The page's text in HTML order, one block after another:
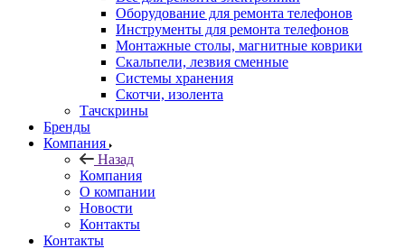
Оборудование для ремонта телефонов
Инструменты для ремонта телефонов
Монтажные столы, магнитные коврики
Скальпели, лезвия сменные
Системы хранения
Скотчи, изолента
Тачскрины
Бренды
Компания
Назад
Компания
О компании
Новости
Контакты
Контакты